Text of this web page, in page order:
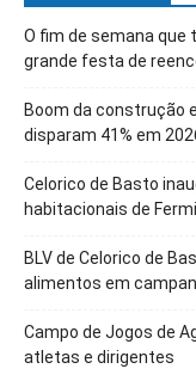
O fim de semana que
grande festa de
Boom da construção
disparam 41% em
Celorico de Basto
habitacionais de
BLV de Celorico de
alimentos em
Campo de Jogos de
atletas e dirigentes